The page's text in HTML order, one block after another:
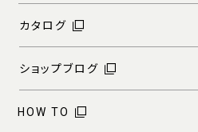
カタログ
ショップブログ
HOW TO